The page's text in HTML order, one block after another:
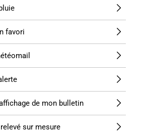
de mon bulletin
sur mesure